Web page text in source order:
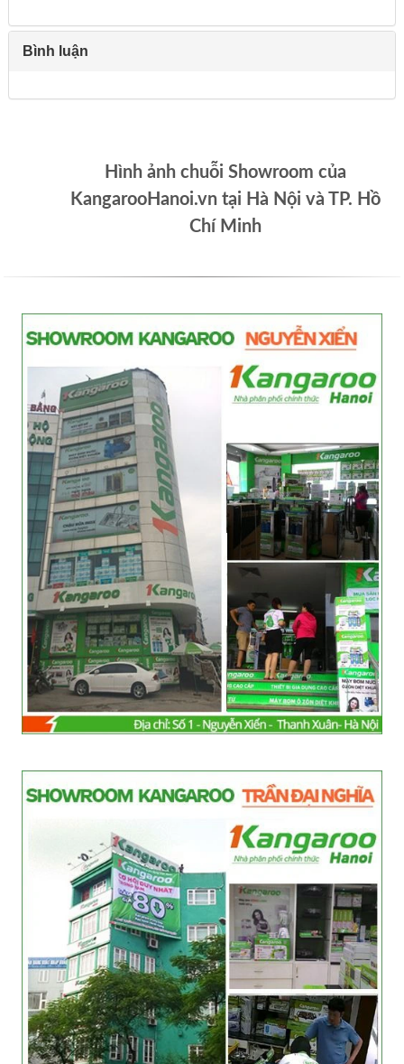
Bình luận
Hình ảnh chuỗi Showroom của
KangarooHanoi.vn tại Hà Nội và TP. Hồ
Chí Minh